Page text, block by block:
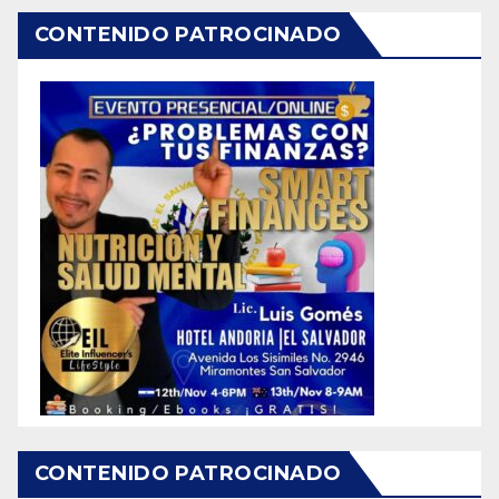
CONTENIDO PATROCINADO
CONTENIDO PATROCINADO